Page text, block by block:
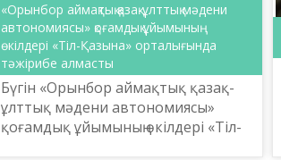
«Орынбор аймақтық қазақ-ұлттық мәдени
автономиясы» қоғамдық ұйымының
өкілдері «Тіл-Қазына» орталығында
тәжірибе алмасты
​Бүгін «Орынбор аймақтық қазақ-
ұлттық мәдени автономиясы»
қоғамдық ұйымының өкілдері «Тіл-